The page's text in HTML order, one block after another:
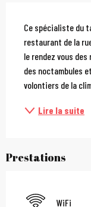
Ce spécialiste du
restaurant de la
le rendez vous
des noctambules
volontiers de la
Lire la suite
Prestations
WiFi